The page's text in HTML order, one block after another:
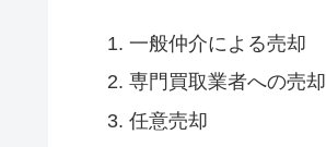
一般仲介による売却
専門買取業者への売却
任意売却